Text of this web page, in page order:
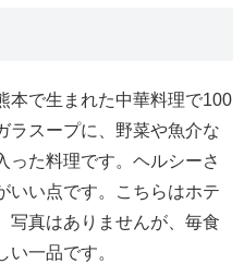
本で生まれた中華料理で100
ラスープに、野菜や魚介な
った料理です。ヘルシーさ
いい点です。こちらはホテ
写真はありませんが、毎食
一品です。